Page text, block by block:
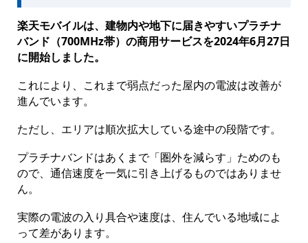
楽天モバイルは、建物内や地下に届きやすいプラチナ
バンド（700MHz帯）の商用サービスを2024年6月27日
に開始しました。
これにより、これまで弱点だった屋内の電波は改善が
進んでいます。
ただし、エリアは順次拡大している途中の段階です。
プラチナバンドはあくまで「圏外を減らす」ためのも
ので、通信速度を一気に引き上げるものではありませ
ん。
実際の電波の入り具合や速度は、住んでいる地域によ
って差があります。